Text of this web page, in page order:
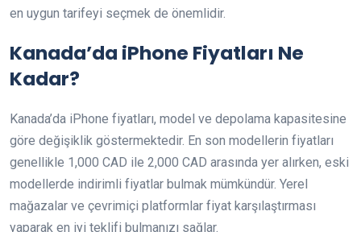
en uygun tarifeyi seçmek de önemlidir.
Kanada’da iPhone Fiyatları Ne
Kadar?
Kanada’da iPhone fiyatları, model ve depolama kapasitesine
göre değişiklik göstermektedir. En son modellerin fiyatları
genellikle 1,000 CAD ile 2,000 CAD arasında yer alırken, eski
modellerde indirimli fiyatlar bulmak mümkündür. Yerel
mağazalar ve çevrimiçi platformlar fiyat karşılaştırması
yaparak en iyi teklifi bulmanızı sağlar.